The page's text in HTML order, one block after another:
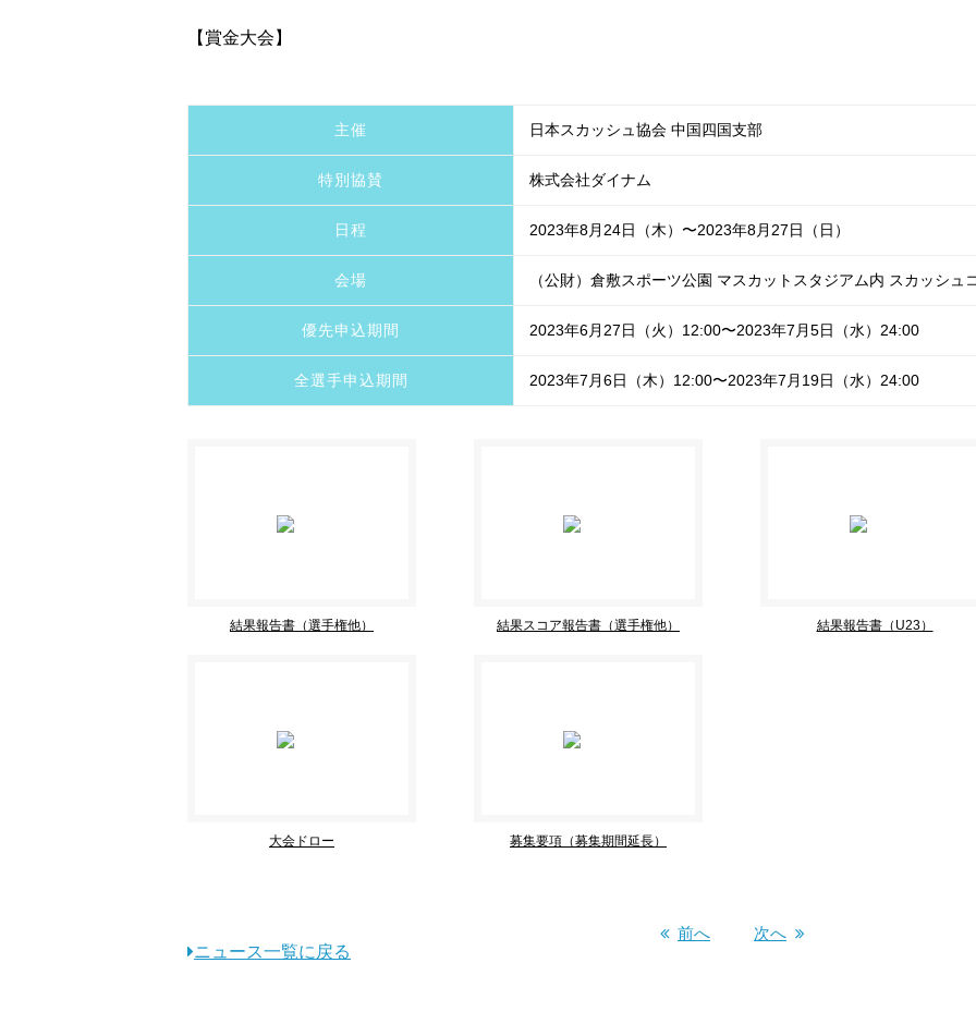
【賞金大会】
主催 日本スカッシュ協会 中国四国支部
特別協賛 株式会社ダイナム
日程 2023年8月24日（木）〜2023年8月27日（日）
会場 （公財）倉敷スポーツ公園 マスカットスタジアム内 スカッシュ
優先申込期間 2023年6月27日（火）12:00〜2023年7月5日（水）24:00
全選手申込期間 2023年7月6日（木）12:00〜2023年7月19日（水）24:00
結果報告書（選手権他） 結果スコア報告書（選手権他） 結果報告書（U23）
大会ドロー 募集要項（募集期間延長）
前へ
次へ
ニュース一覧に戻る